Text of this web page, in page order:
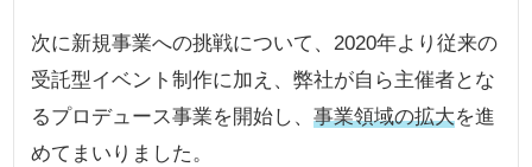
次に新規事業への挑戦について、2020年より従来の
受託型イベント制作に加え、弊社が自ら主催者とな
るプロデュース事業を開始し、事業領域の拡大を進
めてまいりました。